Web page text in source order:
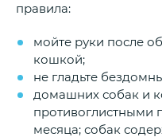
правила:
мойте руки после
кошкой;
не гладьте
домашних собак и
противоглистными
месяца; собак